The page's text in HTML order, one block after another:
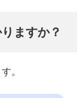
ますか？
。